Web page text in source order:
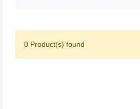
0 Product(s) found